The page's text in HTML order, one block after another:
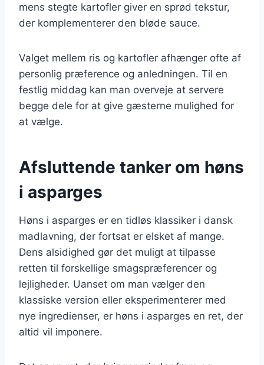
mens stegte kartofler giver en sprød tekstur,
der komplementerer den bløde sauce.
Valget mellem ris og kartofler afhænger ofte af
personlig præference og anledningen. Til en
festlig middag kan man overveje at servere
begge dele for at give gæsterne mulighed for
at vælge.
Afsluttende tanker om høns
i asparges
Høns i asparges er en tidløs klassiker i dansk
madlavning, der fortsat er elsket af mange.
Dens alsidighed gør det muligt at tilpasse
retten til forskellige smagspræferencer og
lejligheder. Uanset om man vælger den
klassiske version eller eksperimenterer med
nye ingredienser, er høns i asparges en ret, der
altid vil imponere.